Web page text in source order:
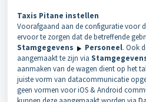
Taxis Pitane instellen
Voorafgaand aan de configuratie voor
ervoor te zorgen dat de betreffende
Stamgegevens
Personeel. Ook
aangemaakt te zijn via
aanmaken van de wagen dient op het
juiste vorm van datacommunicatie
geen vormen voor iOS & Android